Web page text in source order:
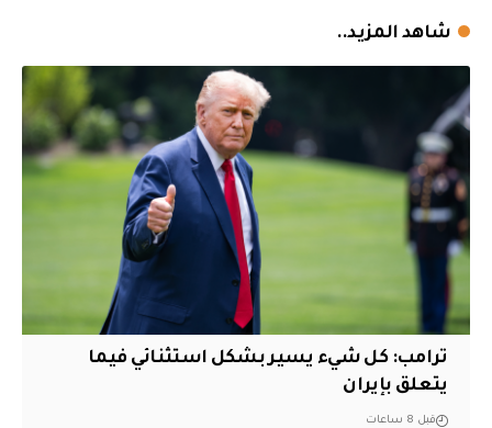
شاهد المزيد..
ترامب: كل شيء يسير بشكل استثنائي فيما
يتعلق بإيران
قبل 8 ساعات